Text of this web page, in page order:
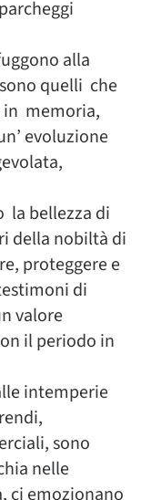
alla
quelli che
in memoria,
evoluzione
la bellezza di
della nobiltà di
proteggere e
di
valore
il periodo in
intemperie
sono
nelle
ci emozionano